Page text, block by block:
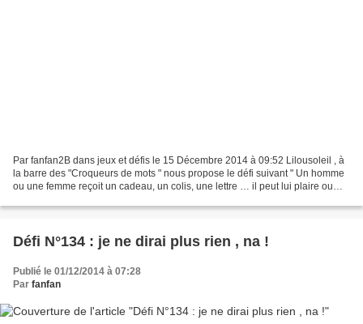
Par fanfan2B dans jeux et défis le 15 Décembre 2014 à 09:52 Lilousoleil , à
la barre des "Croqueurs de mots " nous propose le défi suivant " Un homme
ou une femme reçoit un cadeau, un colis, une lettre … il peut lui plaire ou
Défi N°134 : je ne dirai plus rien , na !
Publié le 01/12/2014 à 07:28
Par fanfan